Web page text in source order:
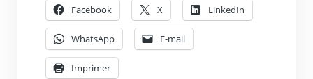
Facebook X LinkedIn
WhatsApp E-mail
Imprimer